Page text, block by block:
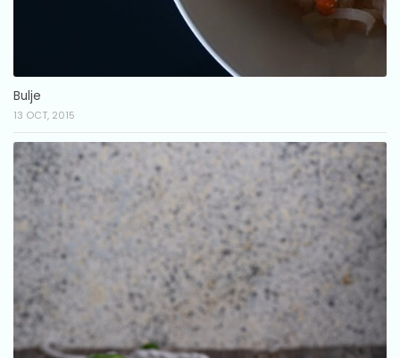
Bulje
13 OCT, 2015